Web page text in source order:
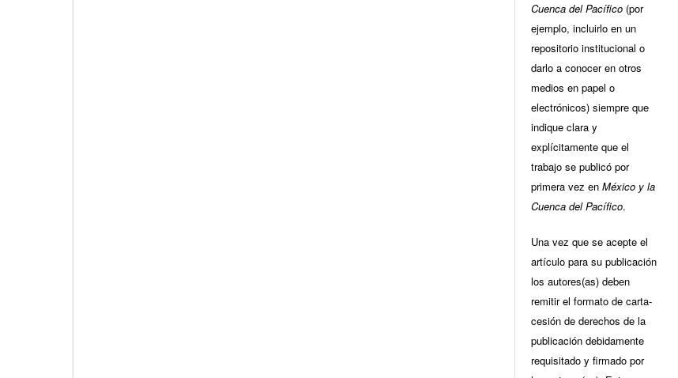
Cuenca del Pacífico (por
ejemplo, incluirlo en un
repositorio institucional o
darlo a conocer en otros
medios en papel o
electrónicos) siempre que
indique clara y
explícitamente que el
trabajo se publicó por
primera vez en México y la
Cuenca del Pacífico.
Una vez que se acepte el
artículo para su publicación
los autores(as) deben
remitir el formato de carta-
cesión de derechos de la
publicación debidamente
requisitado y firmado por